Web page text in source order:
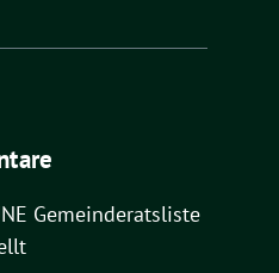
Gemeinderatsliste